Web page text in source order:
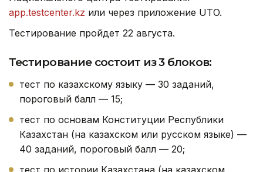
app.testcenter.kz или через приложение UTO.
Тестирование пройдет 22 августа.
Тестирование состоит из 3 блоков:
тест по казахскому языку — 30 заданий,
пороговый балл — 15;
тест по основам Конституции Республики
Казахстан (на казахском или русском языке) —
40 заданий, пороговый балл — 20;